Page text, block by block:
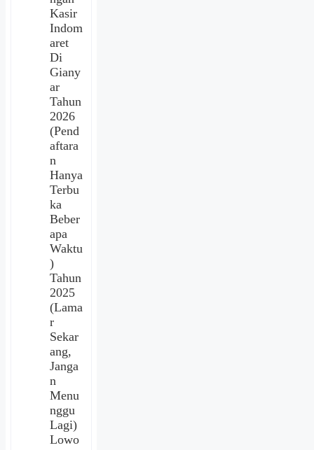
Kasir
Indom
aret
Di
Giany
ar
Tahun
2026
(Pend
aftara
n
Hanya
Terbu
ka
Beber
apa
Waktu
)
Tahun
2025
(Lama
r
Sekar
ang,
Janga
n
Menu
nggu
Lagi)
Lowo